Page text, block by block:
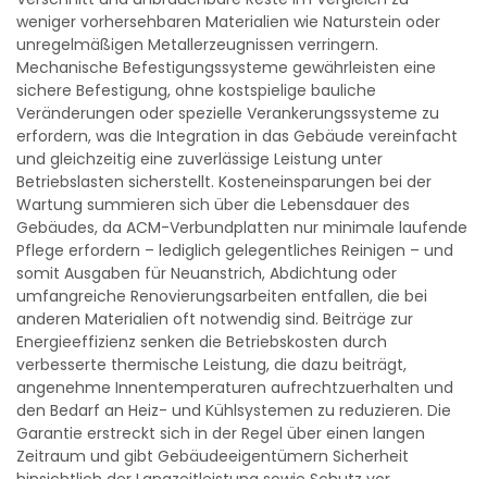
weniger vorhersehbaren Materialien wie Naturstein oder
unregelmäßigen Metallerzeugnissen verringern.
Mechanische Befestigungssysteme gewährleisten eine
sichere Befestigung, ohne kostspielige bauliche
Veränderungen oder spezielle Verankerungssysteme zu
erfordern, was die Integration in das Gebäude vereinfacht
und gleichzeitig eine zuverlässige Leistung unter
Betriebslasten sicherstellt. Kosteneinsparungen bei der
Wartung summieren sich über die Lebensdauer des
Gebäudes, da ACM-Verbundplatten nur minimale laufende
Pflege erfordern – lediglich gelegentliches Reinigen – und
somit Ausgaben für Neuanstrich, Abdichtung oder
umfangreiche Renovierungsarbeiten entfallen, die bei
anderen Materialien oft notwendig sind. Beiträge zur
Energieeffizienz senken die Betriebskosten durch
verbesserte thermische Leistung, die dazu beiträgt,
angenehme Innentemperaturen aufrechtzuerhalten und
den Bedarf an Heiz- und Kühlsystemen zu reduzieren. Die
Garantie erstreckt sich in der Regel über einen langen
Zeitraum und gibt Gebäudeeigentümern Sicherheit